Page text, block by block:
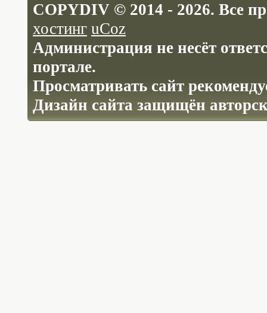
COPYDIV © 2014 - 2026. Все
хостинг uCoz
Администрация не несёт
портале.
Просматривать сайт
Дизайн сайта защищён